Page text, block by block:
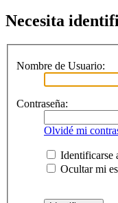
Necesita
Nombre de Usuario:
Contraseña:
Olvidé mi
Identificarse
Ocultar mi